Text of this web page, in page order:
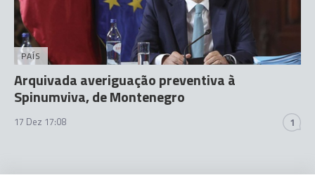
PAÍS
Arquivada averiguação preventiva à
Spinumviva, de Montenegro
17 Dez 17:08 1